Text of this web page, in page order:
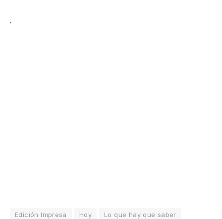
.
Edición Impresa Hoy Lo que hay que saber